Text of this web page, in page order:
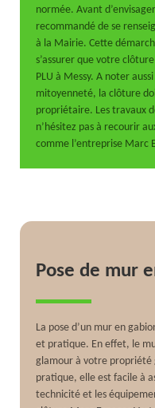
normée. Avant
recommandé de se
à la Mairie. Cette
s’assurer que votre
PLU à Messy. A noter
mitoyenneté, la clôture
propriétaire. Les travaux
n’hésitez pas à recourir
comme l’entreprise Marc
Pose de mur
La pose d’un mur en
et pratique. En effet, le
glamour à votre propriété
pratique, elle est facile à
technicité et les